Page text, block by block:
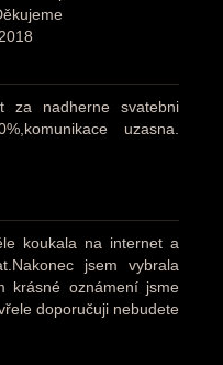
za nadherne svatebni
uzasna.
koukala na internet a
jsem vybrala
krásné oznámení jsme
doporučuji nebudete